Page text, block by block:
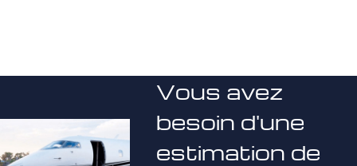
Vous avez
besoin d'une
estimation de